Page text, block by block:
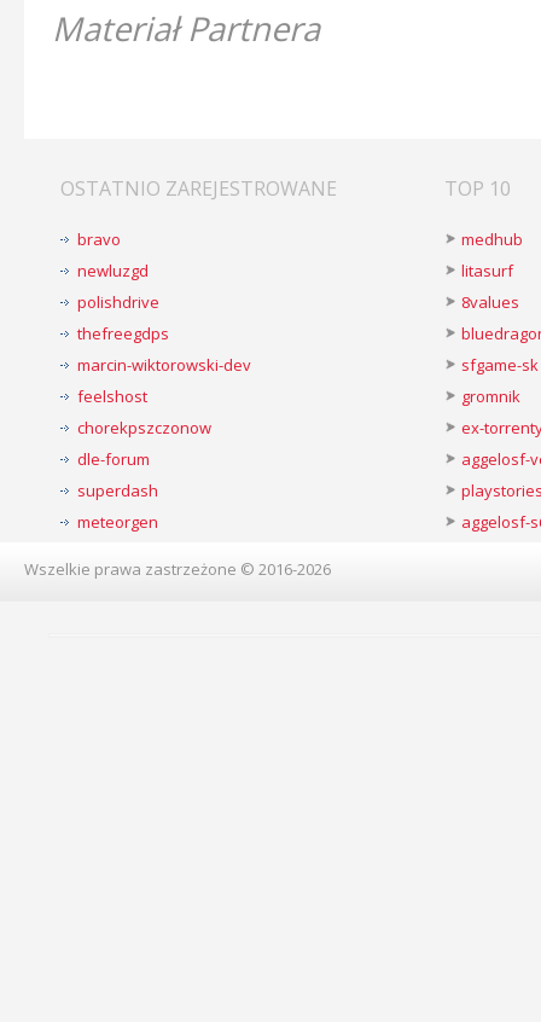
Materiał Partnera
OSTATNIO ZAREJESTROWANE
bravo
newluzgd
polishdrive
thefreegdps
marcin-wiktorowski-dev
feelshost
chorekpszczonow
dle-forum
superdash
meteorgen
TOP 10
medhub
litasurf
8values
sfgame-sk
gromnik
ex-
aggelosf-
aggelosf-
Wszelkie prawa zastrzeżone © 2016-2026